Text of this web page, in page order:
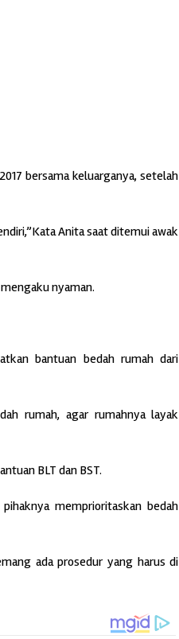
bersama keluarganya, setelah
Anita saat ditemui awak
nyaman.
bantuan bedah rumah dari
rumah, agar rumahnya layak
BLT dan BST.
memprioritaskan bedah
ada prosedur yang harus di